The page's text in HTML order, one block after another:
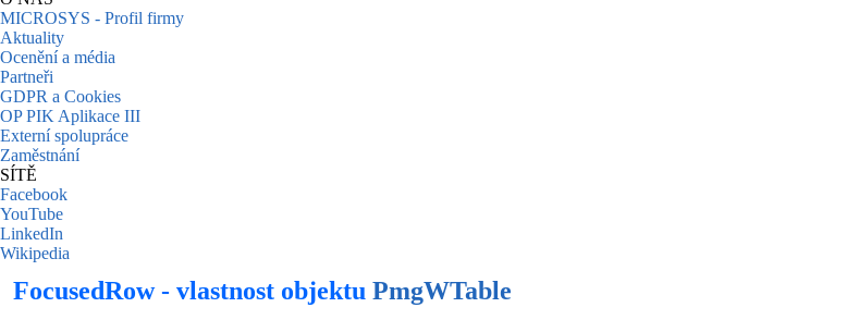
MICROSYS - Profil firmy
Aktuality
Ocenění a média
Partneři
GDPR a Cookies
OP PIK Aplikace III
Externí spolupráce
Zaměstnání
SÍTĚ
Facebook
YouTube
LinkedIn
Wikipedia
FocusedRow - vlastnost objektu PmgWTable